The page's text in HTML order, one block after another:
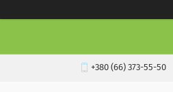
+380 (66) 373-55-50